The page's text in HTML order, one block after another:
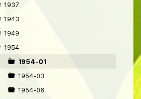
1937
1943
1949
1954
1954-01
1954-03
1954-06